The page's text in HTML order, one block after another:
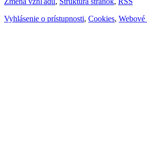
Vyhlásenie o prístupnosti, Cookies, Webové